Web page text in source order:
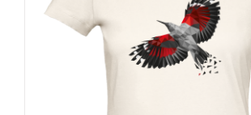
pueden
elegir
en
la